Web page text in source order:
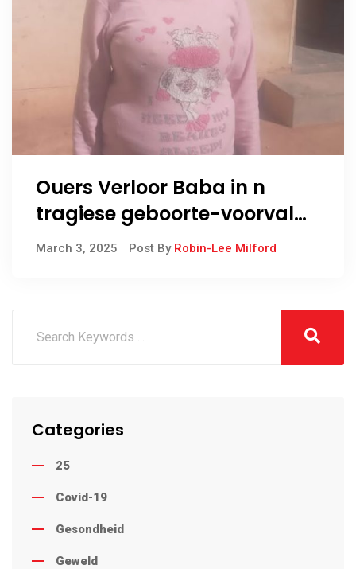
Ouers Verloor Baba in n
tragiese geboorte-voorval
weens Vertraagde Mediese
March 3, 2025 Post By Robin-Lee Milford
Categories
25
Covid-19
Gesondheid
Geweld